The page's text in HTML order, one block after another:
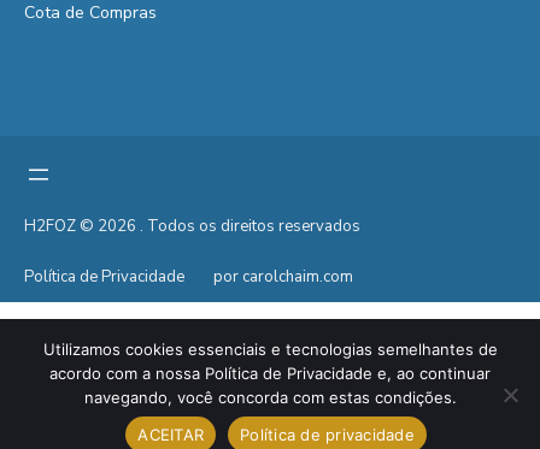
Cota de Compras
H2FOZ © 2026 . Todos os direitos reservados
Política de Privacidade por carolchaim.com
Utilizamos cookies essenciais e tecnologias semelhantes de
acordo com a nossa Política de Privacidade e, ao continuar
navegando, você concorda com estas condições.
ACEITAR
Política de privacidade